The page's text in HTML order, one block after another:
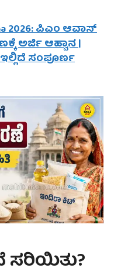
2026: ಪಿಎಂ ಆವಾಸ್
ಅರ್ಜಿ ಆಹ್ವಾನ |
ಸಂಪೂರ್ಣ
ಸರಿಯಿತು?